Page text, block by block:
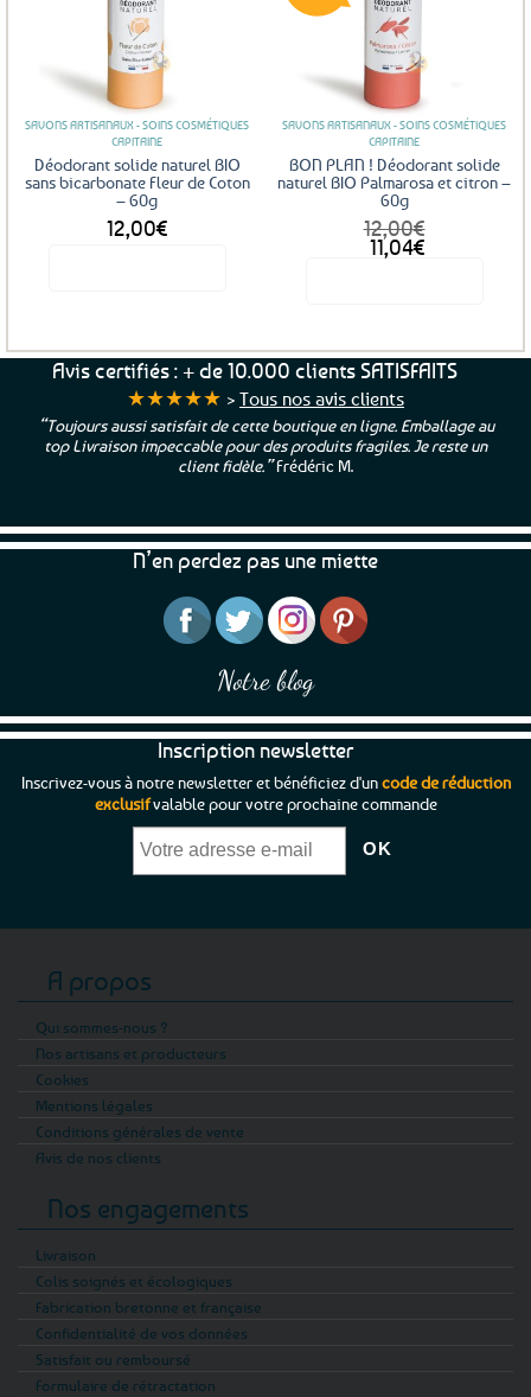
SAVONS ARTISANAUX - SOINS COSMÉTIQUES
CAPITAINE
Déodorant solide naturel BIO
sans bicarbonate Fleur de Coton
– 60g
12,00€
SAVONS ARTISANAUX - SOINS COSMÉTIQUES
CAPITAINE
BON PLAN ! Déodorant solide
naturel BIO Palmarosa et citron –
60g
12,00€
Le
prix
11,04€
Le
prix
Avis certifiés : + de 10.000 clients SATISFAITS
★★★★★ > Tous nos avis clients
“Toujours aussi satisfait de cette boutique en ligne. Emballage au
top Livraison impeccable pour des produits fragiles. Je reste un
client fidèle.”Frédéric M.
N’en perdez pas une miette
Notre blog
Inscription newsletter
Inscrivez-vous à notre newsletter et bénéficiez d'uncode de réduction
exclusifvalable pour votre prochaine commande
A propos
Qui sommes-nous ?
Nos artisans et producteurs
Cookies
Mentions légales
Conditions générales de vente
Avis de nos clients
Nos engagements
Livraison
Colis soignés et écologiques
Fabrication bretonne et française
Confidentialité de vos données
Satisfait ou remboursé
Formulaire de rétractation